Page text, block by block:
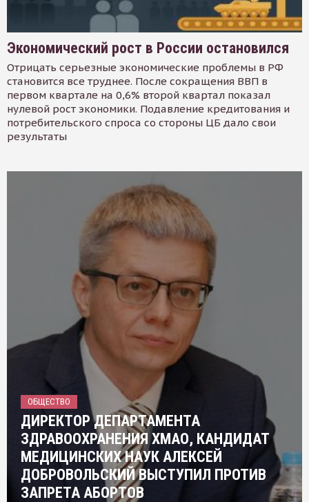
Экономический рост в России остановился
Отрицать серьезные экономические проблемы в РФ
становится все труднее. После сокращения ВВП в
первом квартале на 0,6% второй квартал показал
нулевой рост экономики. Подавление кредитования и
потребительского спроса со стороны ЦБ дало свои
результаты
ОБЩЕСТВО
ДИРЕКТОР ДЕПАРТАМЕНТА
ЗДРАВООХРАНЕНИЯ ХМАО, КАНДИДАТ
МЕДИЦИНСКИХ НАУК АЛЕКСЕЙ
ДОБРОВОЛЬСКИЙ ВЫСТУПИЛ ПРОТИВ
ЗАПРЕТА АБОРТОВ